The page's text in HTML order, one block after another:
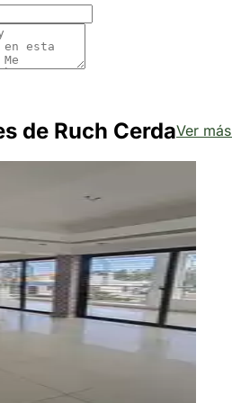
de Ruch CerdaVer